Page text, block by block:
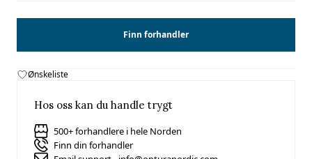
Finn forhandler
Ønskeliste
Hos oss kan du handle trygt
500+ forhandlere i hele Norden
Finn din forhandler